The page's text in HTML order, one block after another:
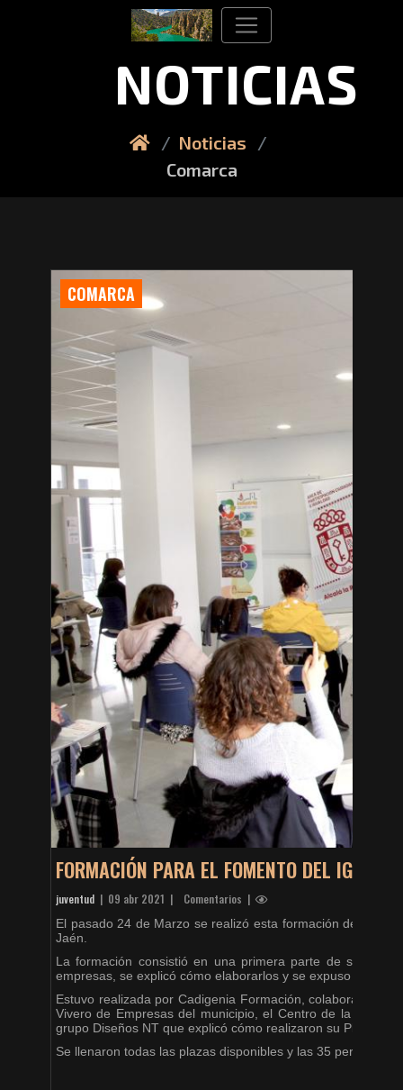
NOTICIAS
Noticias
Comarca
COMARCA
FORMACIÓN PARA EL FOMENTO DEL
juventud | 09 abr 2021 | Comentarios |
El pasado 24 de Marzo se realizó esta formación
Jaén.
La formación consistió en una primera parte de
empresas, se explicó cómo elaborarlos y se expuso un caso
Estuvo realizada por Cadigenia Formación, colaboraron
Vivero de Empresas del municipio, el Centro de la Mujer
grupo Diseños NT que explicó cómo realizaron su Plan de
Se llenaron todas las plazas disponibles y las 35 personas